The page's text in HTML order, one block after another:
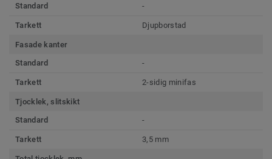
Standard
-
Tarkett Djupborstad
Fasade kanter
Standard
-
Tarkett 2-sidig minifas
Tjocklek, slitskikt
Standard
-
Tarkett 3,5 mm